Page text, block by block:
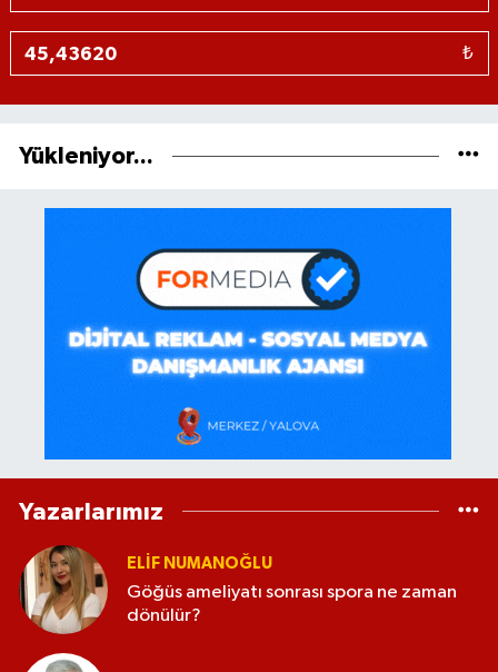
₺
Yükleniyor...
Yazarlarımız
ELİF NUMANOĞLU
Göğüs ameliyatı sonrası spora ne zaman
dönülür?